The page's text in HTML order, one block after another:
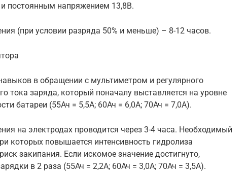
постоянным напряжением 13,8В.
(при условии разряда 50% и меньше) – 8-12 часов.
в обращении с мультиметром и регулярного
тока заряда, который поначалу выставляется на уровне
батареи (55Ач = 5,5А; 60Ач = 6,0А; 70Ач = 7,0А).
на электродах проводится через 3-4 часа. Необходимый
которых повышается интенсивность гидролиза
закипания. Если искомое значение достигнуто,
в 2 раза (55Ач = 2,2А; 60Ач = 3,0А; 70Ач = 3,5А).